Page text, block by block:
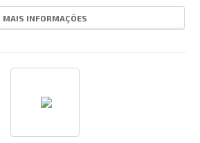
MAIS INFORMAÇÕES